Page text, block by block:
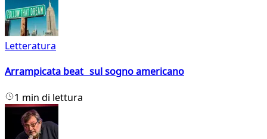
Letteratura
Arrampicata beat sul sogno americano
1 min di lettura